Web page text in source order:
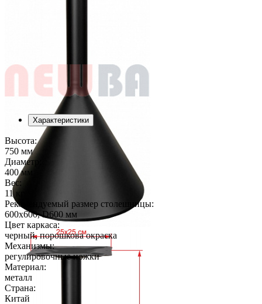
Характеристики
Высота:
750 мм
Диаметр:
400 мм
Вес:
11 кг
Рекомендуемый размер столешницы:
600х600, D600 мм
Цвет каркаса:
черный, порошкова окраска
Механизмы:
регулировочные ножки
Материал:
металл
Страна:
Китай